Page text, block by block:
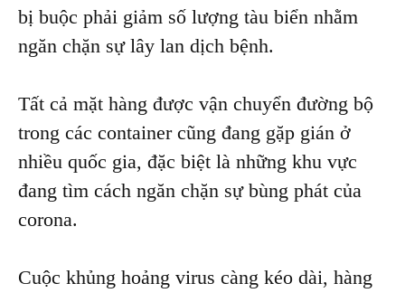
bị buộc phải giảm số lượng tàu biển nhằm
ngăn chặn sự lây lan dịch bệnh.
Tất cả mặt hàng được vận chuyển đường bộ
trong các container cũng đang gặp gián ở
nhiều quốc gia, đặc biệt là những khu vực
đang tìm cách ngăn chặn sự bùng phát của
corona.
Cuộc khủng hoảng virus càng kéo dài, hàng